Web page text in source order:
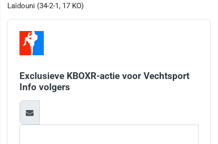
Laïdouni (34-2-1, 17 KO)
Exclusieve KBOXR-actie voor Vechtsport
Info volgers